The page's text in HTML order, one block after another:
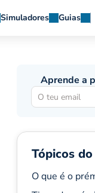
Simuladores Guias
Aprende a
Tópicos
O que é o